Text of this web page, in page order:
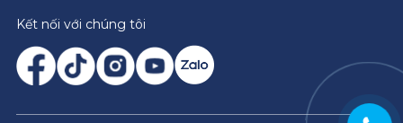
Kết nối với chúng tôi